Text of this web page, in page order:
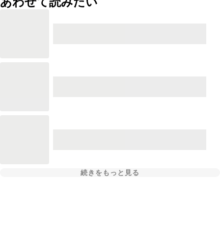
続きをもっと見る